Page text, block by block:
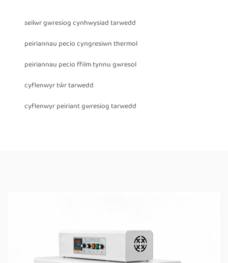
seilwr gwresiog cynhwysiad tarwedd
peiriannau pecio cyngresiwn thermol
peiriannau pecio ffilm tynnu gwresol
cyflenwyr tŵr tarwedd
cyflenwyr peiriant gwresiog tarwedd